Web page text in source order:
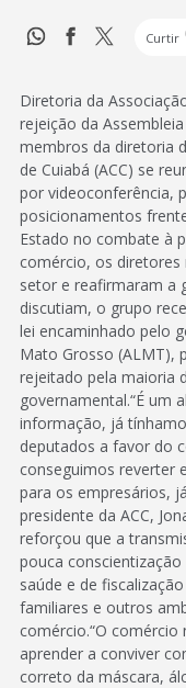
Curtir
Diretoria da
rejeição da
membros da diretoria
de Cuiabá (ACC) se
por videoconferência,
posicionamentos
Estado no combate à
comércio, os diretores
setor e reafirmaram a
discutiam, o grupo
lei encaminhado pelo
Mato Grosso (ALMT),
rejeitado pela maioria
governamental.“É um
informação, já
deputados a favor do
conseguimos reverter
para os empresários,
presidente da ACC,
reforçou que a
pouca
saúde e de
familiares e outros
comércio.“O
aprender a conviver
correto da máscara,